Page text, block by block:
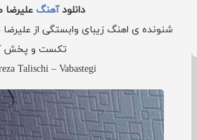
دانلودآهنگ
تکست و پخش
Talischi – Vabastegi